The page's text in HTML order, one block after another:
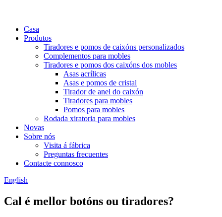
Casa
Produtos
Tiradores e pomos de caixóns personalizados
Complementos para mobles
Tiradores e pomos dos caixóns dos mobles
Asas acrílicas
Asas e pomos de cristal
Tirador de anel do caixón
Tiradores para mobles
Pomos para mobles
Rodada xiratoria para mobles
Novas
Sobre nós
Visita á fábrica
Preguntas frecuentes
Contacte connosco
English
Cal é mellor botóns ou tiradores?